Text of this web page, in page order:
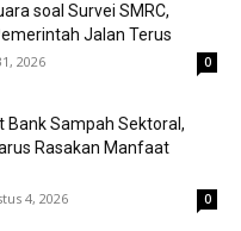
soal Survei SMRC,
Jalan Terus
2026 0
Bank Sampah Sektoral,
Rasakan Manfaat
4, 2026 0